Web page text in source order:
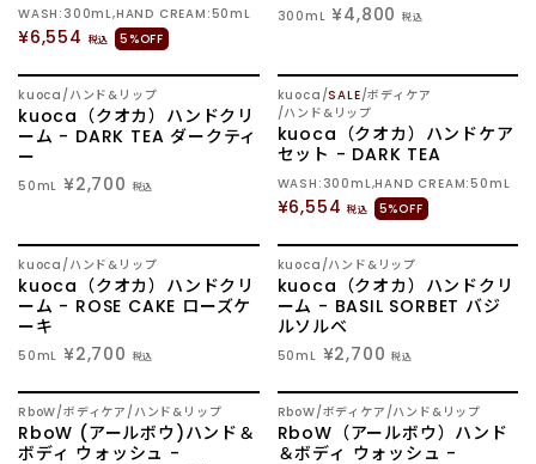
WASH:300mL,HAND CREAM:50mL
¥6,554 税込 5%OFF
300mL ¥4,800 税込
kuoca ハンド&リップ
kuoca（クオカ）ハンドクリ
ーム - DARK TEA ダークティ
ー
50mL ¥2,700 税込
SOLD OUT
kuoca SALE ボディケア
ハンド&リップ
kuoca（クオカ）ハンドケア
セット - DARK TEA
WASH:300mL,HAND CREAM:50mL
¥6,554 税込 5%OFF
kuoca ハンド&リップ
kuoca（クオカ）ハンドクリ
ーム - ROSE CAKE ローズケ
ーキ
50mL ¥2,700 税込
kuoca ハンド&リップ
kuoca（クオカ）ハンドクリ
ーム - BASIL SORBET バジ
ルソルベ
50mL ¥2,700 税込
RboW ボディケア ハンド&リップ
RboW (アールボウ)ハンド＆
ボディ ウォッシュ -
RboW ボディケア ハンド&リップ
RboW（アールボウ）ハンド
＆ボディ ウォッシュ -